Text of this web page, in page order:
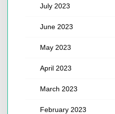
July 2023
June 2023
May 2023
April 2023
March 2023
February 2023